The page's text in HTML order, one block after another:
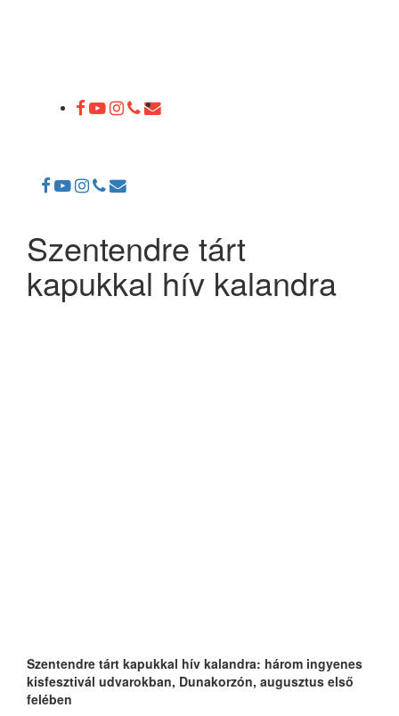
Szentendre tárt
kapukkal hív kalandra
Szentendre tárt kapukkal hív kalandra: három ingyenes
kisfesztivál udvarokban, Dunakorzón, augusztus első
felében